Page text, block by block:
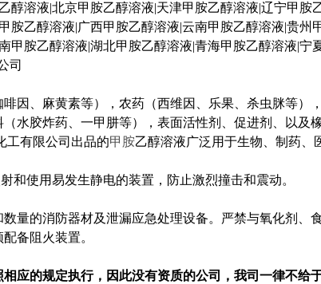
醇溶液|北京甲胺乙醇溶液|天津甲胺乙醇溶液|辽宁甲胺
胺乙醇溶液|广西甲胺乙醇溶液|云南甲胺乙醇溶液|贵州
甲胺乙醇溶液|湖北甲胺乙醇溶液|青海甲胺乙醇溶液|宁
司
因、麻黄素等），农药（西维因、乐果、杀虫脒等）
水胶炸药、一甲肼等），表面活性剂、促进剂、以及
工有限公司出品的甲胺乙醇溶液广泛用于生物、制药、
和使用易发生静电的装置，防止激烈撞击和震动。
量的消防器材及泄漏应急处理设备。严禁与氧化剂、
备阻火装置。
应的规定执行，因此没有资质的公司，我司一律不给